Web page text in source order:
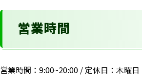
営業時間
営業時間：9:00~20:00 / 定休日：木曜日